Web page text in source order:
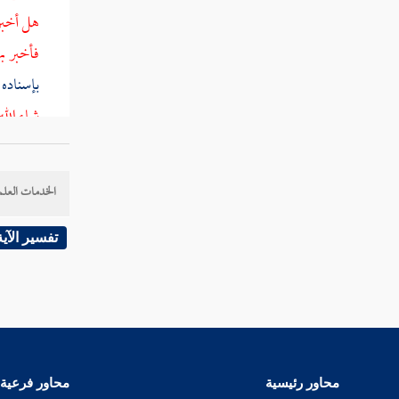
هل
فأخبر
شاء
محمد
وأشار
الخدمات
تفسير
محاور رئيسية محاور فرعية